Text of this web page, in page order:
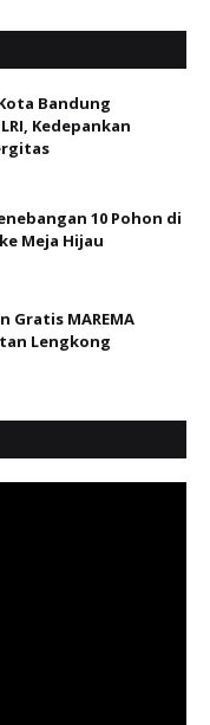
Kota Bandung
Kedepankan
10 Pohon di
Meja Hijau
Gratis MAREMA
Lengkong